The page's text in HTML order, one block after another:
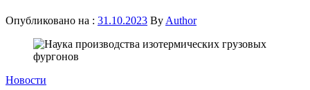
Опубликовано на : 31.10.2023 By Author
Новости